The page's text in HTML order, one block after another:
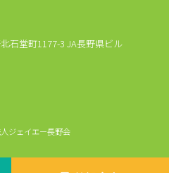
石堂町1177-3 JA長野県ビル
ジェイエー長野会